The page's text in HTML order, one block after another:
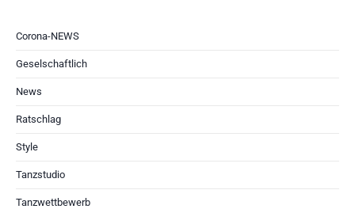
Corona-NEWS
Geselschaftlich
News
Ratschlag
Style
Tanzstudio
Tanzwettbewerb